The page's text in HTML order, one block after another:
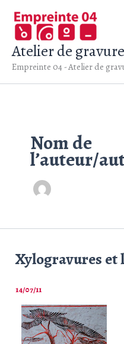
Aller
contenu
Atelier de
Empreinte 04 - Atelier de
Nom de
l’auteur/
Xylogravures
14/07/11